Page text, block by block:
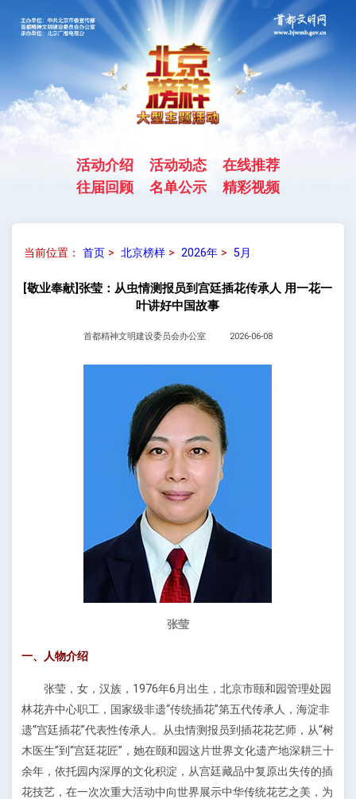
活动介绍 活动动态
在线推荐
往届回顾
名单公示 精彩视频
当前位置： 首页> 北京榜样> 2026年> 5月
[敬业奉献]张莹：从虫情测报员到宫廷插花传承人 用一花一
叶讲好中国故事
首都精神文明建设委员会办公室 2026-06-08
张莹
一、人物介绍
张莹，女，汉族，1976年6月出生，北京市颐和园管理处园
林花卉中心职工，国家级非遗“传统插花”第五代传承人，海淀非
遗“宫廷插花”代表性传承人。从虫情测报员到插花花艺师，从“树
木医生”到“宫廷花匠”，她在颐和园这片世界文化遗产地深耕三十
余年，依托园内深厚的文化积淀，从宫廷藏品中复原出失传的插
花技艺，在一次次重大活动中向世界展示中华传统花艺之美，为